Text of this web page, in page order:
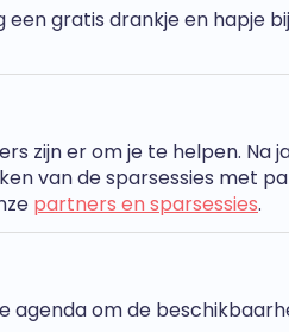
een gratis drankje en hapje
er om je te helpen. Na
van de sparsessies met
partners en sparsessies.
agenda om de